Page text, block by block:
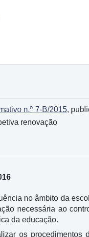
n.º 7-B/2015,
renovação
no âmbito da
necessária ao
da educação.
os procedimentos